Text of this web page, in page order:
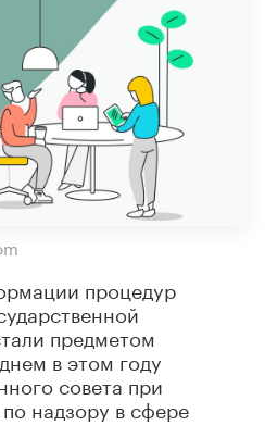
процедур
предметом
в этом году
совета при
надзору в сфере